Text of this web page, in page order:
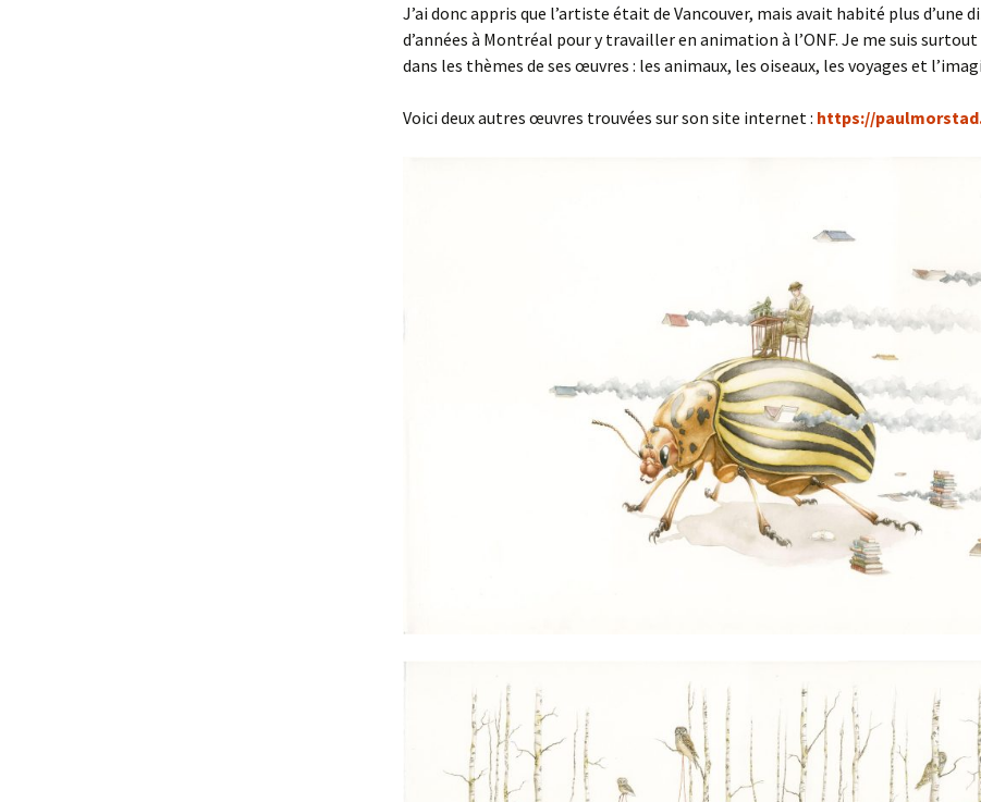
J’ai donc appris que l’artiste était de Vancouver, mais avait habité plus d’une
d’années à Montréal pour y travailler en animation à l’ONF. Je me suis
dans les thèmes de ses œuvres : les animaux, les oiseaux, les voyages et
Voici deux autres œuvres trouvées sur son site internet : https://